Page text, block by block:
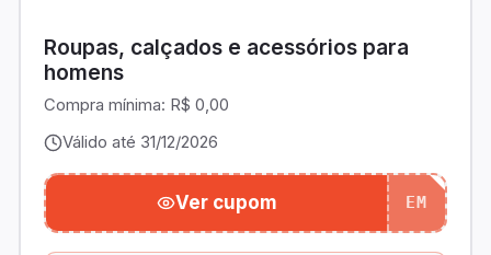
Roupas, calçados e acessórios para
homens
Compra mínima: R$ 0,00
Válido até 31/12/2026
Ver cupom EM